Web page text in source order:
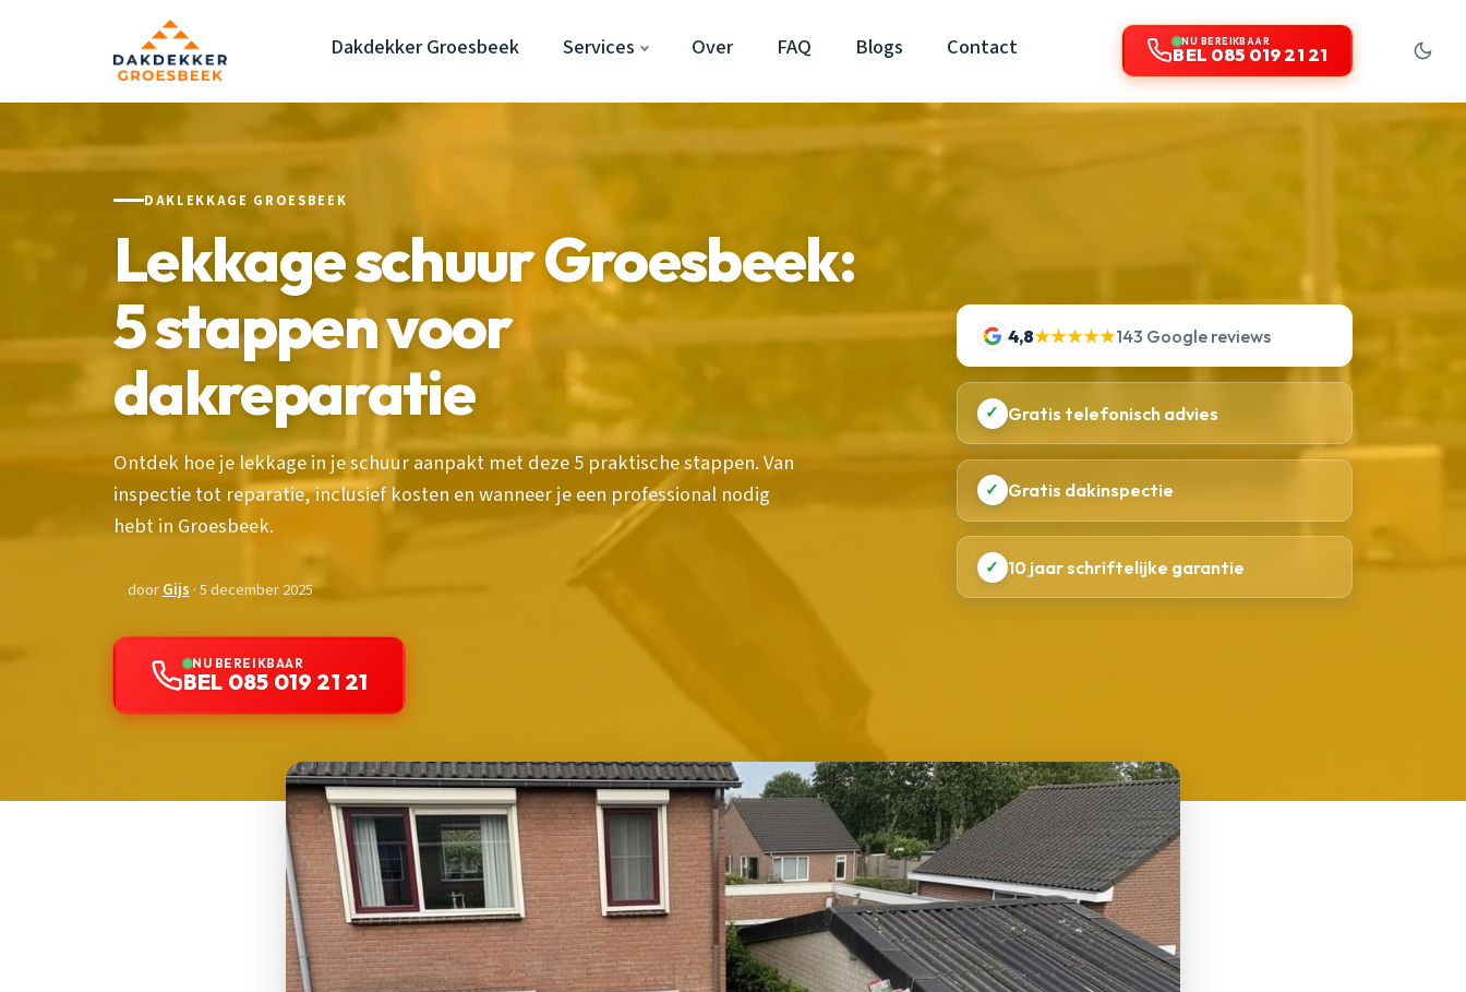
Dakdekker Groesbeek Services Over FAQ Blogs Contact NU BEREIKBAAR
BEL 085 019 21 21
DAKLEKKAGE GROESBEEK
Lekkage schuur Groesbeek:
5 stappen voor
dakreparatie
Ontdek hoe je lekkage in je schuur aanpakt met deze 5 praktische stappen. Van
inspectie tot reparatie, inclusief kosten en wanneer je een professional nodig
hebt in Groesbeek.
doorGijs · 5 december 2025
NU BEREIKBAAR
BEL 085 019 21 21
4,8★★★★★143 Google reviews
✓ Gratis telefonisch advies
✓ Gratis dakinspectie
✓ 10 jaar schriftelijke garantie